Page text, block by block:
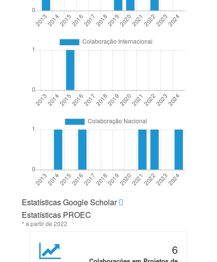
Estatísticas Google Scholar
Estatísticas PROEC
* a partir de 2022
6